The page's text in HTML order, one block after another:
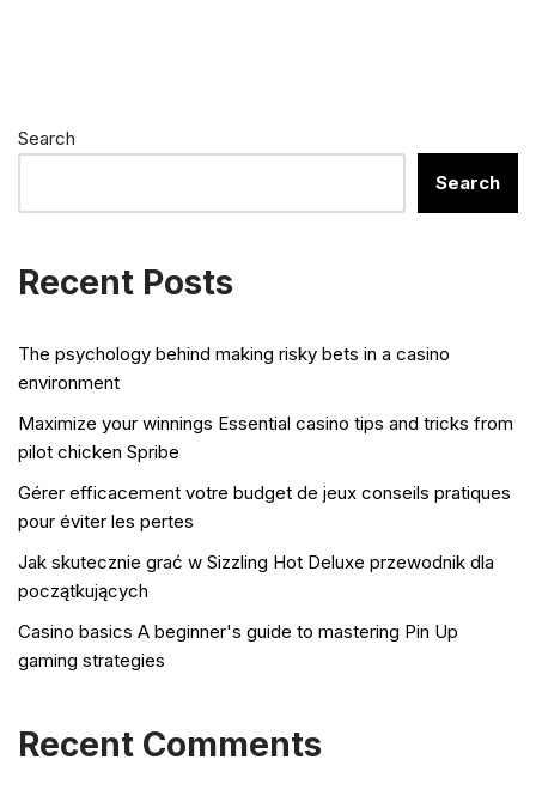
Search
Search
Recent Posts
The psychology behind making risky bets in a casino
environment
Maximize your winnings Essential casino tips and tricks from
pilot chicken Spribe
Gérer efficacement votre budget de jeux conseils pratiques
pour éviter les pertes
Jak skutecznie grać w Sizzling Hot Deluxe przewodnik dla
początkujących
Casino basics A beginner's guide to mastering Pin Up
gaming strategies
Recent Comments